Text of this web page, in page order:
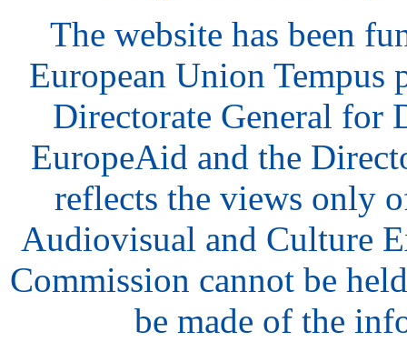
The website has been
European Union Tempus
Directorate General for
EuropeAid and the
reflects the views only
Audiovisual and Culture
Commission cannot be
be made of the